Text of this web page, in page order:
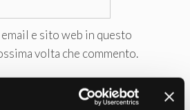
e sito web in questo
volta che commento.